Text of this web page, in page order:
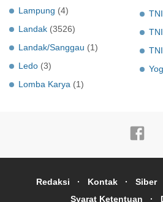
Lampung (4)
Landak (3526)
Landak/Sanggau (1)
Ledo (3)
Lomba Karya (1)
Redaksi Kontak Siber
Syarat Ketentuan